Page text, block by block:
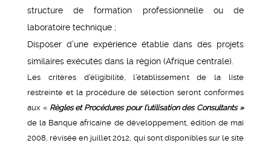
structure de formation professionnelle ou de
laboratoire technique ;
Disposer d’une expérience établie dans des projets
similaires exécutés dans la région (Afrique centrale).
Les critères d’éligibilité, l’établissement de la liste
restreinte et la procédure de sélection seront conformes
aux « Règles et Procédures pour l’utilisation des Consultants »
de la Banque africaine de développement, édition de mai
2008, révisée en juillet 2012, qui sont disponibles sur le site